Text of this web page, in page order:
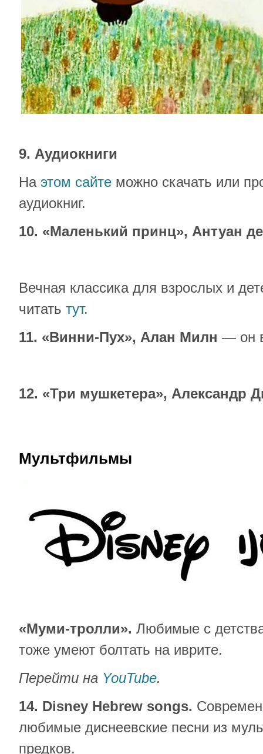
9. Аудиокниги
На этом сайте можно скачать или
аудиокниг.
10. «Маленький принц», Антуан
Вечная классика для взрослых и
читать тут.
11. «Винни-Пух», Алан Милн — он
12. «Три мушкетера», Александр
Мультфильмы
«Муми-тролли». Любимые с
тоже умеют болтать на иврите.
Перейти на YouTube.
14. Disney Hebrew songs.
любимые диснеевские песни из
предков.